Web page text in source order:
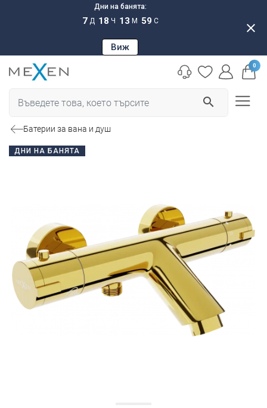
Дни на банята:
7 Д 18 Ч 13 М 59 С
Виж
close
search
0
Батерии за вана и душ
ДНИ НА БАНЯТА